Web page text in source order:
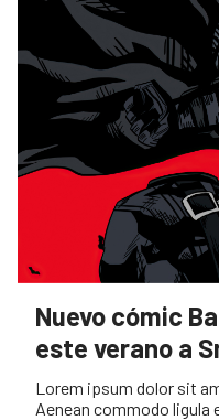
Nuevo cómic
este verano a
Lorem ipsum dolor sit
Aenean commodo ligula